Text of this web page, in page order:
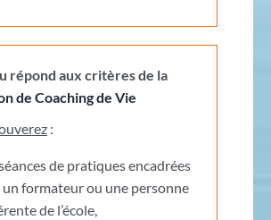
répond aux critères de la
de Coaching de Vie
:
de pratiques encadrées
un formateur ou une personne
de l’école,